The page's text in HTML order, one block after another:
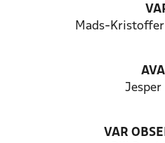
Mads-
Jesper
VAR